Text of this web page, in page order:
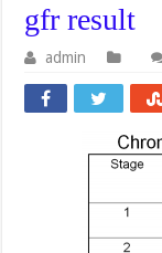
gfr result
admin